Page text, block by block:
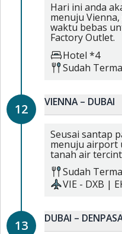
Hari ini anda
menuju
waktu bebas
Factory Outlet.
Hotel *4
Sudah
12 VIENNA – DUBAI
Seusai santap
menuju airport
tanah air
Sudah
VIE - DXB |
13 DUBAI –